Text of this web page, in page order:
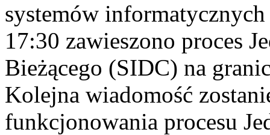
systemów
17:30 zawieszono proces
Bieżącego (SIDC) na
Kolejna wiadomość
funkcjonowania procesu